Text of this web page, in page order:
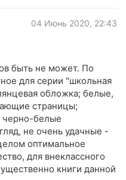
герой влюбляется в
с "народным царем"
России бунт. В
нежная любовь В.
- Марии.
Сергеевич называл
красочно, в
любовь между
из-за этого
и верной,
Как часто нам не хватает
04 Июнь 2020, 22:43
быть не может. По
для серии "школьная
обложка; белые,
страницы;
черно-белые
не очень удачные -
оптимальное
для внеклассного
книги данной